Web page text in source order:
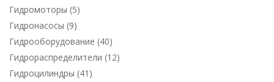
Гидромоторы (5)
Гидронасосы (9)
Гидрооборудование (40)
Гидрораспределители (12)
Гидроцилиндры (41)